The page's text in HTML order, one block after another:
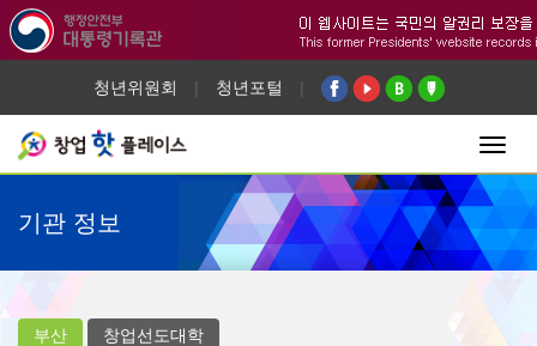
청년위원회 | 청년포털 |
기관 정보
부산 창업선도대학